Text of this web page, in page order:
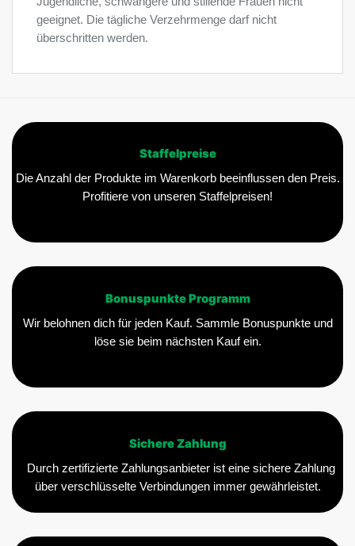
geeignet. Die tägliche Verzehrmenge darf nicht
überschritten werden.
Staffelpreise
Die Anzahl der Produkte im Warenkorb beeinflussen den Preis.
Profitiere von unseren Staffelpreisen!
Bonuspunkte Programm
Wir belohnen dich für jeden Kauf. Sammle Bonuspunkte und
löse sie beim nächsten Kauf ein.
Sichere Zahlung
Durch zertifizierte Zahlungsanbieter ist eine sichere Zahlung
über verschlüsselte Verbindungen immer gewährleistet.